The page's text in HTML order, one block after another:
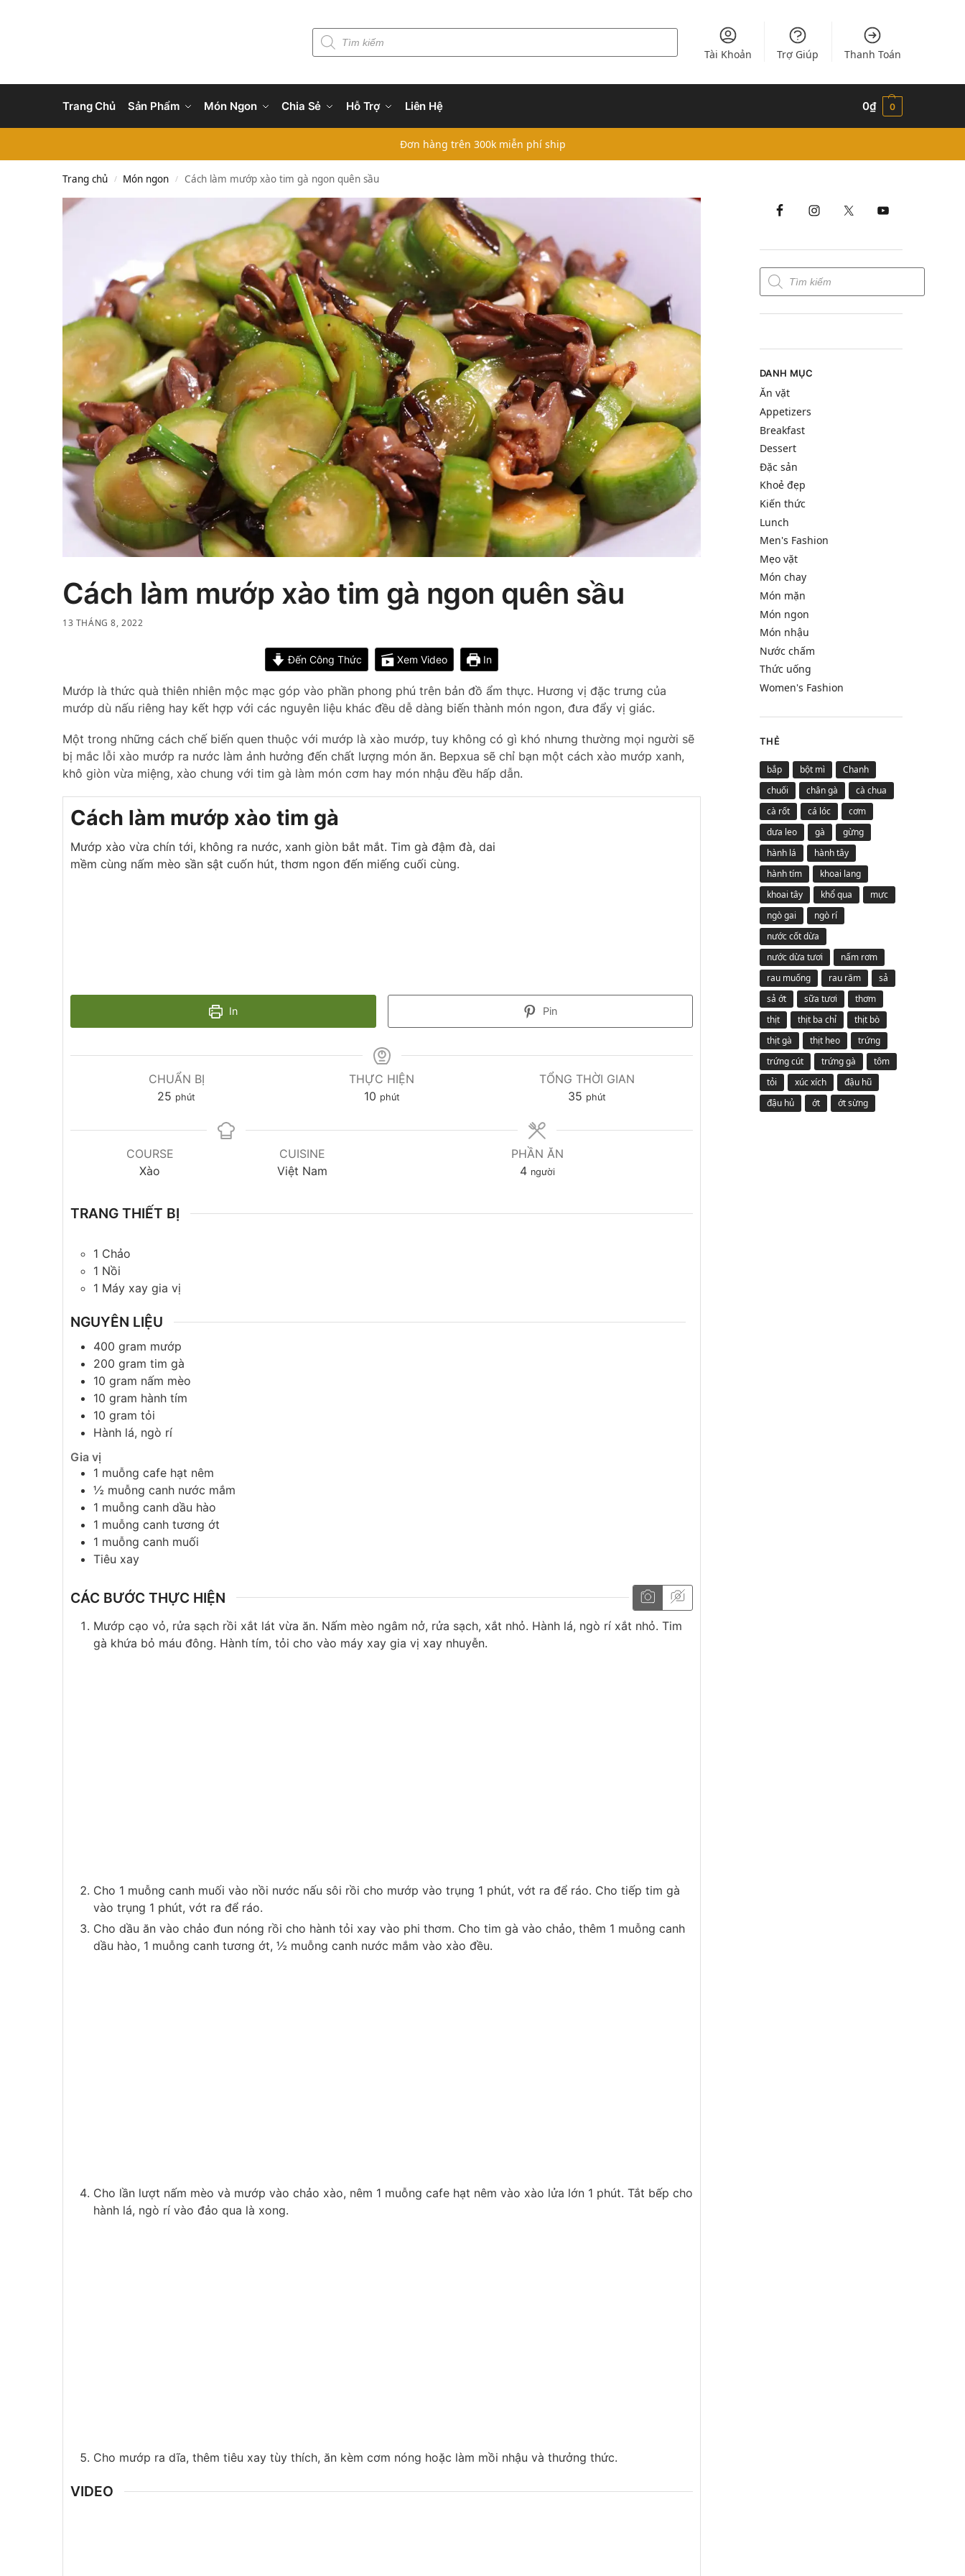
Tài Khoản Trợ Giúp Thanh Toán
Trang Chủ Sản Phẩm Món Ngon Chia Sẻ Hỗ Trợ Liên Hệ 0₫ 0
Đơn hàng trên 300k miễn phí ship
Trang chủ / Món ngon / Cách làm mướp xào tim gà ngon quên sầu
Cách làm mướp xào tim gà ngon quên sầu
13 THÁNG 8, 2022
Đến Công Thức Xem Video In
Mướp là thức quà thiên nhiên mộc mạc góp vào phần phong phú trên bản đồ ẩm thực. Hương vị đặc trưng của
mướp dù nấu riêng hay kết hợp với các nguyên liệu khác đều dễ dàng biến thành món ngon, đưa đẩy vị giác.
Một trong những cách chế biến quen thuộc với mướp là xào mướp, tuy không có gì khó nhưng thường mọi người sẽ
bị mắc lỗi xào mướp ra nước làm ảnh hưởng đến chất lượng món ăn. Bepxua sẽ chỉ bạn một cách xào mướp xanh,
khô giòn vừa miệng, xào chung với tim gà làm món cơm hay món nhậu đều hấp dẫn.
Cách làm mướp xào tim gà
Mướp xào vừa chín tới, không ra nước, xanh giòn bắt mắt. Tim gà đậm đà, dai
mềm cùng nấm mèo sần sật cuốn hút, thơm ngon đến miếng cuối cùng.
In Pin
CHUẨN BỊ
25 phút
THỰC HIỆN
10 phút
TỔNG THỜI GIAN
35 phút
COURSE
Xào
CUISINE
Việt Nam
PHẦN ĂN
4 người
TRANG THIẾT BỊ
1 Chảo
1 Nồi
1 Máy xay gia vị
NGUYÊN LIỆU
400 gram mướp
200 gram tim gà
10 gram nấm mèo
10 gram hành tím
10 gram tỏi
Hành lá, ngò rí
Gia vị
1 muỗng cafe hạt nêm
½ muỗng canh nước mắm
1 muỗng canh dầu hào
1 muỗng canh tương ớt
1 muỗng canh muối
Tiêu xay
CÁC BƯỚC THỰC HIỆN
Mướp cạo vỏ, rửa sạch rồi xắt lát vừa ăn. Nấm mèo ngâm nở, rửa sạch, xắt nhỏ. Hành lá, ngò rí xắt nhỏ. Tim
gà khứa bỏ máu đông. Hành tím, tỏi cho vào máy xay gia vị xay nhuyễn.
Cho 1 muỗng canh muối vào nồi nước nấu sôi rồi cho mướp vào trụng 1 phút, vớt ra để ráo. Cho tiếp tim gà
vào trụng 1 phút, vớt ra để ráo.
Cho dầu ăn vào chảo đun nóng rồi cho hành tỏi xay vào phi thơm. Cho tim gà vào chảo, thêm 1 muỗng canh
dầu hào, 1 muỗng canh tương ớt, ½ muỗng canh nước mắm vào xào đều.
Cho lần lượt nấm mèo và mướp vào chảo xào, nêm 1 muỗng cafe hạt nêm vào xào lửa lớn 1 phút. Tắt bếp cho
hành lá, ngò rí vào đảo qua là xong.
Cho mướp ra dĩa, thêm tiêu xay tùy thích, ăn kèm cơm nóng hoặc làm mồi nhậu và thưởng thức.
VIDEO
DANH MỤC
Ăn vặt
Appetizers
Breakfast
Dessert
Đặc sản
Khoẻ đẹp
Kiến thức
Lunch
Men's Fashion
Mẹo vặt
Món chay
Món mặn
Món ngon
Món nhậu
Nước chấm
Thức uống
Women's Fashion
THẺ
bắp bột mì
Chanh
chuối
chân gà
cà chua
cà rốt
cá lóc
cơm
dưa leo
gà
gừng
hành lá
hành tây
hành tím
khoai lang
khoai tây
khổ qua
mực
ngò gai
ngò rí
nước cốt dừa
nước dừa tươi
nấm rơm
rau muống
rau răm
sả
sả ớt
sữa tươi
thơm
thịt
thịt ba chỉ
thịt bò
thịt gà
thịt heo
trứng
trứng cút
trứng gà
tôm
tỏi
xúc xích
đậu hũ
đậu hủ
ớt ớt sừng